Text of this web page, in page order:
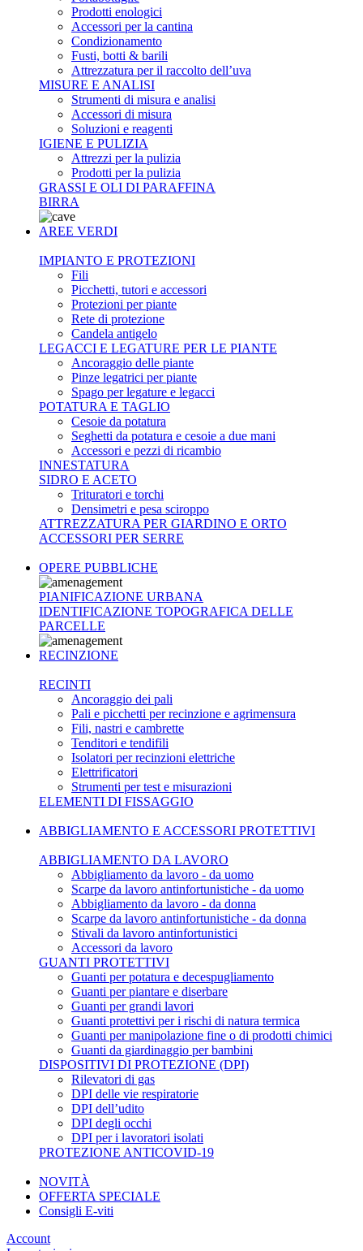
Prodotti enologici
Accessori per la cantina
Condizionamento
Fusti, botti & barili
Attrezzatura per il raccolto dell’uva
MISURE E ANALISI
Strumenti di misura e analisi
Accessori di misura
Soluzioni e reagenti
IGIENE E PULIZIA
Attrezzi per la pulizia
Prodotti per la pulizia
GRASSI E OLI DI PARAFFINA
BIRRA
AREE VERDI
IMPIANTO E PROTEZIONI
Fili
Picchetti, tutori e accessori
Protezioni per piante
Rete di protezione
Candela antigelo
LEGACCI E LEGATURE PER LE PIANTE
Ancoraggio delle piante
Pinze legatrici per piante
Spago per legature e legacci
POTATURA E TAGLIO
Cesoie da potatura
Seghetti da potatura e cesoie a due mani
Accessori e pezzi di ricambio
INNESTATURA
SIDRO E ACETO
Trituratori e torchi
Densimetri e pesa sciroppo
ATTREZZATURA PER GIARDINO E ORTO
ACCESSORI PER SERRE
OPERE PUBBLICHE
PIANIFICAZIONE URBANA
IDENTIFICAZIONE TOPOGRAFICA DELLE
PARCELLE
RECINZIONE
RECINTI
Ancoraggio dei pali
Pali e picchetti per recinzione e agrimensura
Fili, nastri e cambrette
Tenditori e tendifili
Isolatori per recinzioni elettriche
Elettrificatori
Strumenti per test e misurazioni
ELEMENTI DI FISSAGGIO
ABBIGLIAMENTO E ACCESSORI PROTETTIVI
ABBIGLIAMENTO DA LAVORO
Abbigliamento da lavoro - da uomo
Scarpe da lavoro antinfortunistiche - da uomo
Abbigliamento da lavoro - da donna
Scarpe da lavoro antinfortunistiche - da donna
Stivali da lavoro antinfortunistici
Accessori da lavoro
GUANTI PROTETTIVI
Guanti per potatura e decespugliamento
Guanti per piantare e diserbare
Guanti per grandi lavori
Guanti protettivi per i rischi di natura termica
Guanti per manipolazione fine o di prodotti chimici
Guanti da giardinaggio per bambini
DISPOSITIVI DI PROTEZIONE (DPI)
Rilevatori di gas
DPI delle vie respiratorie
DPI dell’udito
DPI degli occhi
DPI per i lavoratori isolati
PROTEZIONE ANTICOVID-19
NOVITÀ
OFFERTA SPECIALE
Consigli E-viti
Account